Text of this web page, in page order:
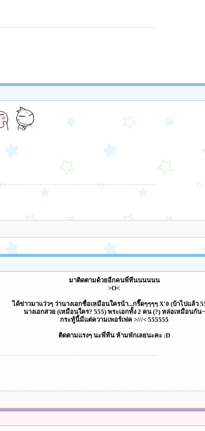
มาติดตามด้วยอีกคนพี่ทีนนนนนน
>O<
ได้ข่าวมาแว่วๆ ว่านางเอกชื่อเหมือนใครน้า...กรี๊ดๆๆๆๆ X'0 (บ้าไปแล้ว
นางเอกสวย (เหมือนใคร? 555) พระเอกทั้ง 2 คน (?) หล่อเหมือนกัน~
กระทู้นี้มีแต่ความเพอร์เฟค >///< 555555
ติดตามแรงๆ นะพี่ทีน ห้ามพักเลยนะคะ :D